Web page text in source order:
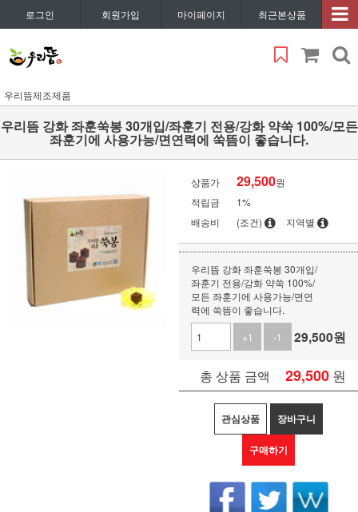
로그인 회원가입 마이페이지 최근본상품
우리뜸제조제품
우리뜸 강화 좌훈쑥봉 30개입/좌훈기 전용/강화 약쑥 100%/모든
좌훈기에 사용가능/면연력에 쑥뜸이 좋습니다.
상품가 29,500원
적립금
1%
배송비
(조건) 지역별
우리뜸 강화 좌훈쑥봉 30개입/
좌훈기 전용/강화 약쑥 100%/
모든 좌훈기에 사용가능/면연
력에 쑥뜸이 좋습니다.
+1
-1 29,500원
총 상품 금액 29,500 원
관심상품 장바구니
구매하기